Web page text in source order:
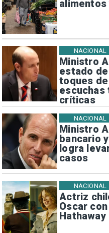
alimentos
Ministro
estado
toques
escuchas
críticas
NACIONAL
Ministro
bancario
logra
casos
NACIONAL
Actriz
Oscar
Hathaway
NACIONAL